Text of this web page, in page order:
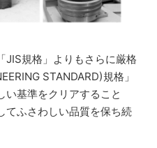
JIS規格」よりもさらに厳格
STANDARD)規格」
い基準をクリアすること
てふさわしい品質を保ち続